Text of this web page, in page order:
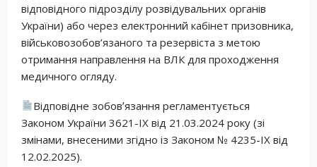
відповідного підрозділу розвідувальних органів
України) або через електронний кабінет призовника,
військовозобов’язаного та резервіста з метою
отримання направлення на ВЛК для проходження
медичного огляду.
Відповідне зобовʼязання регламентується
Законом України 3621-IX від 21.03.2024 року (зі
змінами, внесеними згідно із Законом № 4235-IX від
12.02.2025).